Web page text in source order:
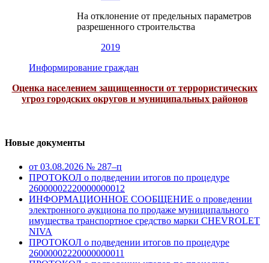
На отклонение от предельных параметров
разрешенного строительства
2019
Информирование граждан
Оценка населением защищенности от террористических
угроз городских округов и муниципальных районов
Новые документы
от 03.08.2026 № 287–п
ПРОТОКОЛ о подведении итогов по процедуре
26000002220000000012
ИНФОРМАЦИОННОЕ СООБЩЕНИЕ о проведении
электронного аукциона по продаже муниципального
имущества транспортное средство марки CHEVROLET
NIVA
ПРОТОКОЛ о подведении итогов по процедуре
26000002220000000011